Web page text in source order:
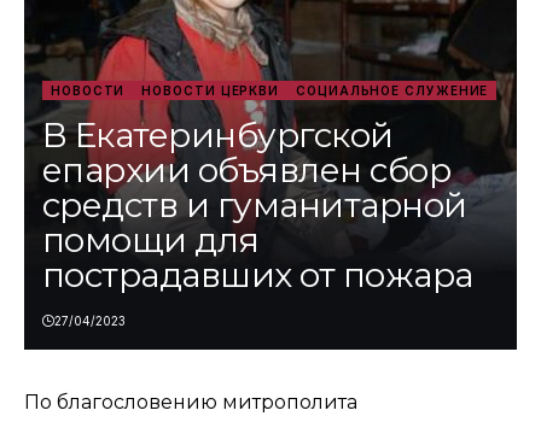
НОВОСТИ НОВОСТИ ЦЕРКВИ СОЦИАЛЬНОЕ СЛУЖЕНИЕ
В Екатеринбургской
епархии объявлен сбор
средств и гуманитарной
помощи для
пострадавших от пожара
27/04/2023
По благословению митрополита